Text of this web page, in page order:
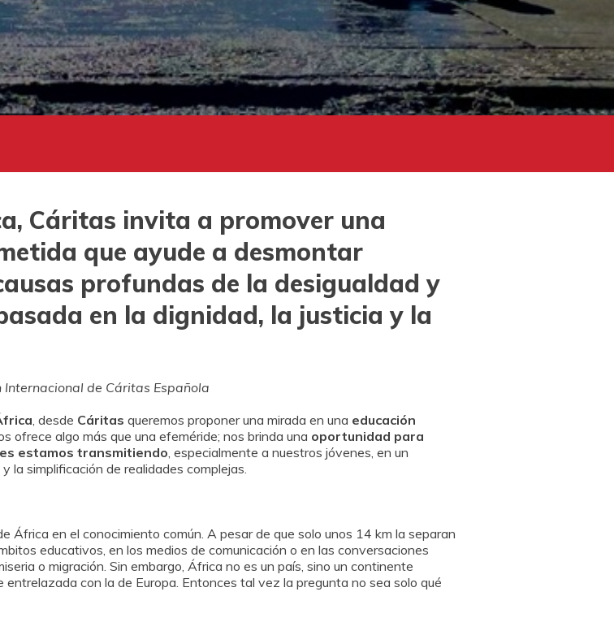
Cáritas invita a promover una
que ayude a desmontar
profundas de la desigualdad y
en la dignidad, la justicia y la
de Cáritas Española
, desde Cáritas queremos proponer una mirada en una educación
ofrece algo más que una efeméride; nos brinda una oportunidad para
estamos transmitiendo, especialmente a nuestros jóvenes, en un
la simplificación de realidades complejas.
África en el conocimiento común. A pesar de que solo unos 14 km la separan
educativos, en los medios de comunicación o en las conversaciones
o migración. Sin embargo, África no es un país, sino un continente
con la de Europa. Entonces tal vez la pregunta no sea solo qué